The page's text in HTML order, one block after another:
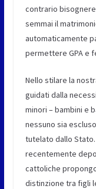
contrario
semmai il
automaticamente
permettere GPA e
Nello stilare la
guidati dalla
minori – bambini e
nessuno sia
tutelato dallo Stato.
recentemente
cattoliche
distinzione tra figli